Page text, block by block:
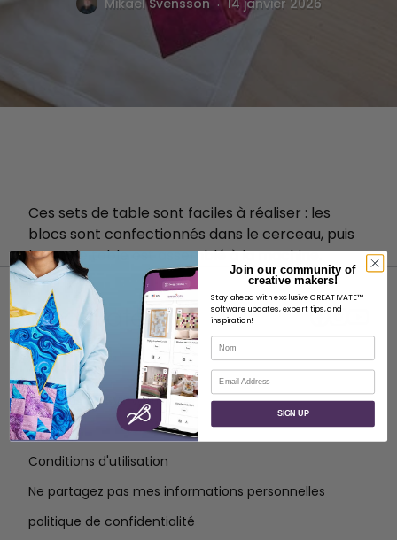
Ces sets de table sont faciles à réaliser : les
blocs sont confectionnés dans le cerceau, puis
le set de table est assemblé à la machine.
À PROPOS
À propos de SVP Worldwide
Contact
Conditions d'utilisation
Ne partagez pas mes informations personnelles
politique de confidentialité
Join our community of
creative makers!
Stay ahead with exclusive CREATIVATE™
software updates, expert tips, and
inspiration!
Nom
Courriel
SIGN UP